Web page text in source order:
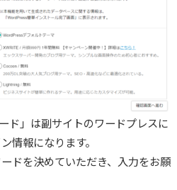
ド」は副サイトのワードプレスに
情報になります。
ドを決めていただき、入力をお願